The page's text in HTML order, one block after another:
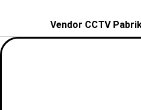
Vendor CCTV